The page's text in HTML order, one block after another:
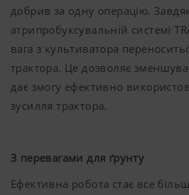
добрив за одну операцію.
атрипробуксувальній системі
вага з культиватора
трактора. Це дозволяє
дає змогу ефективно
зусилля трактора.
З перевагами для ґрунту
Ефективна робота стає все